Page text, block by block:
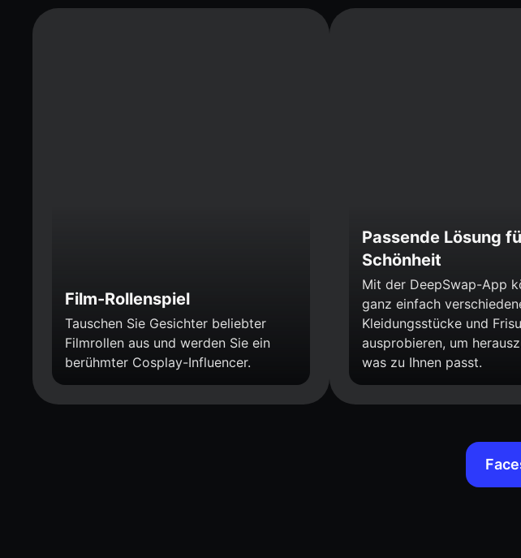
Film-Rollenspiel
Tauschen Sie Gesichter beliebter
Filmrollen aus und werden Sie ein
berühmter Cosplay-Influencer.
Passende Lösung
Schönheit
Mit der DeepSwap-App
ganz einfach
Kleidungsstücke und
ausprobieren, um
was zu Ihnen passt.